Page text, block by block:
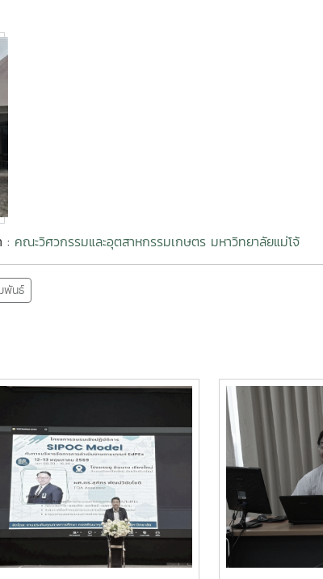
: คณะวิศวกรรมและอุตสาหกรรมเกษตร มหาวิทยาลัยแม่โจ้
พันธ์